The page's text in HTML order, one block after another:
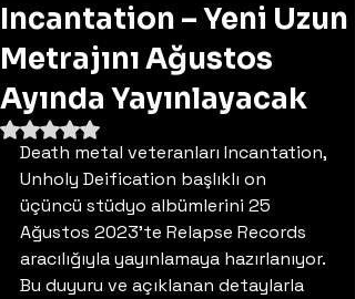
Incantation – Yeni Uzun
Metrajını Ağustos
Ayında Yayınlayacak
5 üzerinden NaN yıldız
Death metal veteranları Incantation,
Unholy Deification başlıklı on
üçüncü stüdyo albümlerini 25
Ağustos 2023’te Relapse Records
aracılığıyla yayınlamaya hazırlanıyor.
Bu duyuru ve açıklanan detaylarla